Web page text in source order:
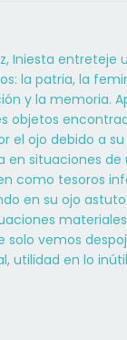
Iniesta entreteje
la patria, la
y la memoria.
objetos
el ojo debido a
en situaciones de
como tesoros
en su ojo
solo vemos
utilidad en lo